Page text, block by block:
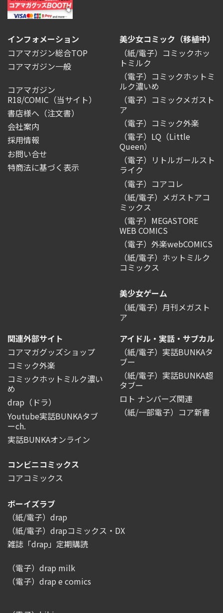
インフォメーション
コアマガジン総合TOP
コアマガジン一般
コアマガジン
R18/COMIC （当サイト）
書店様へ（注文書）
会社案内
採用情報
お問い合せ
特商法に基づく表示
美少女コミック（移植中）
（紙/電子）コミックホッ
トミルク
（電子）コミックホットミ
ルク濃いめ
（電子）コミックメガスト
ア
（電子）コミック外楽
（電子）LQ（Little
Queen）
（電子）リトルガールスト
ライク
（電子）コアコレ
（紙/電子）メガストアコ
ミックス
（電子）MEGASTORE
WEB COMICS
（電子）外楽webCOMICS
（紙/電子）ホットミルク
コミックス
美少女ゲーム
（紙/電子）月刊メガスト
ア
関連外部サイト
コアマガグッズショップ
コミック外楽
コミックホットミルク濃い
め
drap（ドラ）
Youtube実話BUNKAタブ
ーch.
実話BUNKAオンライン
アイドル・実話・サブカル
（紙/電子）実話BUNKAタ
ブー
（紙/電子）実話BUNKA超
タブー
ロト ナンバーズ関連
（紙/一部電子）コア新書
コンビニコミックス
コアコミックス
ボーイズラブ
（紙/電子）drap
（紙/電子）drapコミックス・DX
雑誌「drap」定期購読
（電子）drap milk
（電子）drap e comics